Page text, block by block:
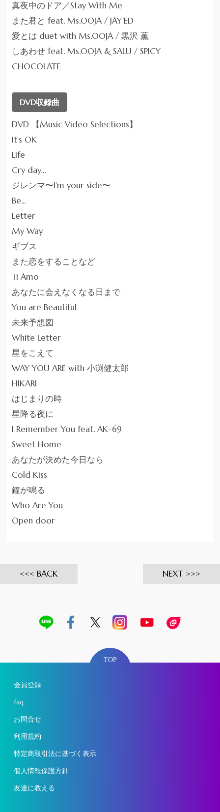
真夜中のドア／Stay With Me
また君と feat. Ms.OOJA / JAY’ED
愛とは duet with Ms.OOJA / 黒沢 薫
しあわせ feat. Ms.OOJA & SALU / SPICY
CHOCOLATE
DVD収録曲
DVD 【Music Video Selections】
It's OK
Life
Cry day…
ジレンマ〜I'm your side〜
Be...
Letter
My Way
ギブス
また恋をすることなど
Ti Amo
あなたに会えなくなる日まで
You are Beautiful
未来予想図
White Letter
星をこえて
WAY YOU ARE with 小渕健太郎
HIKARI
はじまりの時
星降る夜に
I Remember You feat. AK-69
Sweet Home
あなたが決めた今日なら
Cold Kiss
鐘が鳴る
Who Are You
Open door
BACK NEXT
TOP
会員登録
faq
お問合せ
利用規約
特定商取引法に基づく表示
個人情報保護方針
友達に教える